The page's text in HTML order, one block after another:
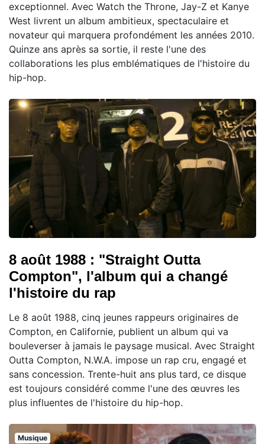
exceptionnel. Avec Watch the Throne, Jay-Z et Kanye
West livrent un album ambitieux, spectaculaire et
novateur qui marquera profondément les années 2010.
Quinze ans après sa sortie, il reste l'une des
collaborations les plus emblématiques de l'histoire du
hip-hop.
8 août 1988 : "Straight Outta
Compton", l'album qui a changé
l'histoire du rap
Le 8 août 1988, cinq jeunes rappeurs originaires de
Compton, en Californie, publient un album qui va
bouleverser à jamais le paysage musical. Avec Straight
Outta Compton, N.W.A. impose un rap cru, engagé et
sans concession. Trente-huit ans plus tard, ce disque
est toujours considéré comme l'une des œuvres les
plus influentes de l'histoire du hip-hop.
Musique